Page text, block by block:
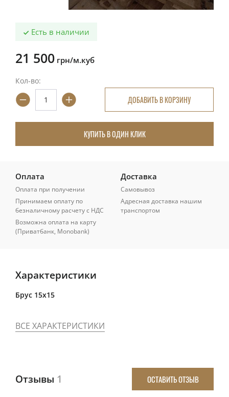
Есть в наличии
21 500 грн/м.куб
Кол-во:
ДОБАВИТЬ В КОРЗИНУ
КУПИТЬ В ОДИН КЛИК
Оплата
Оплата при получении
Принимаем оплату по
безналичному расчету с НДС
Возможна оплата на карту
(Приватбанк, Monobank)
Доставка
Самовывоз
Адресная доставка нашим
транспортом
Характеристики
Брус 15x15
ВСЕ ХАРАКТЕРИСТИКИ
Отзывы 1 ОСТАВИТЬ ОТЗЫВ